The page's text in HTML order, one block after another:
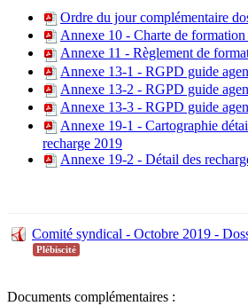
Ordre du jour complémentaire
Annexe 10 - Charte de
Annexe 11 - Règlement de
Annexe 13-1 - RGPD guide
Annexe 13-2 - RGPD guide
Annexe 13-3 - RGPD guide
Annexe 19-1 - Cartographie
recharge 2019
Annexe 19-2 - Détail des
Comité syndical - Octobre 2019 -
Plébiscité
Documents complémentaires :